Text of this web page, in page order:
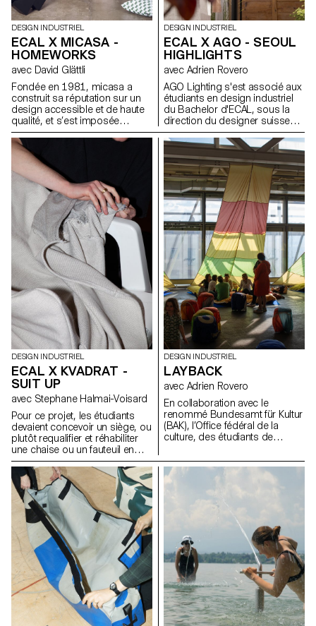
DESIGN INDUSTRIEL
ECAL X MICASA -
HOMEWORKS
avec David Glättli
Fondée en 1981, micasa a
construit sa réputation sur un
design accessible et de haute
qualité, et s’est imposée
comme leader en Suisse.
Fidèle à une approche du
design démocratique, pensée
pour s’intégrer naturellement au
quotidien, l’entreprise s’est
associée à l'ECAL pour
développer HOMEWORKS, une
collection limitée invitant une
nouvelle génération à repenser
la manière dont les espaces de
vie se façonnent et la façon
dont le design peut devenir une
présence active et porteuse de
sens dans les usages de tous
les jours.
DESIGN INDUSTRIEL
ECAL X AGO - SEOUL
HIGHLIGHTS
avec Adrien Rovero
AGO Lighting s'est associé aux
étudiants en design industriel
du Bachelor d'ECAL, sous la
direction du designer suisse
Adrien Rovero, pour concevoir
une collection d'installations
lumineuses destinées à des
lieux publics tels que des
musées, des halls d'hôtel, des
cafés, etc. En mettant
principalement l'accent sur
l'aspect spatial de la lumière,
notre approche a consisté à
concevoir des structures
lumineuses à partir des
composants fournis par AGO
et inspirées par le tissu urbain
de Séoul, plutôt que de créer
de simples lampes.
DESIGN INDUSTRIEL
ECAL X KVADRAT -
SUIT UP
avec Stephane Halmai-Voisard
Pour ce projet, les étudiants
devaient concevoir un siège, ou
plutôt requalifier et réhabiliter
une chaise ou un fauteuil en
utilisant des modèles existants
comme la monobloc, la chaise
bistro en aluminium ou la
chaise longue, en tant que
structure de base. En
employant des textiles
d’ameublement Kvadrat, les
designs devaient être
réversibles, c’est-à-dire ne pas
altérer la structure existante.
Tout en pouvant conserver ou
modifier la fonction originale de
la chaise, les propositions
visaient à améliorer le confort et
l’aspect esthétique des sièges.
DESIGN INDUSTRIEL
LAYBACK
avec Adrien Rovero
En collaboration avec le
renommé Bundesamt für Kultur
(BAK), l’Office fédéral de la
culture, des étudiants de
en design industriel, sous la
direction d’Adrien Rovero, ont
conçu l’espace de médiation
de l’exposition des Swiss
Design Awards à Bâle, qui se
tiendra pendant la foire Art
Basel en juin 2024.